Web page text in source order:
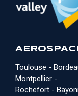
Toulouse -
Montpellier -
Rochefort -